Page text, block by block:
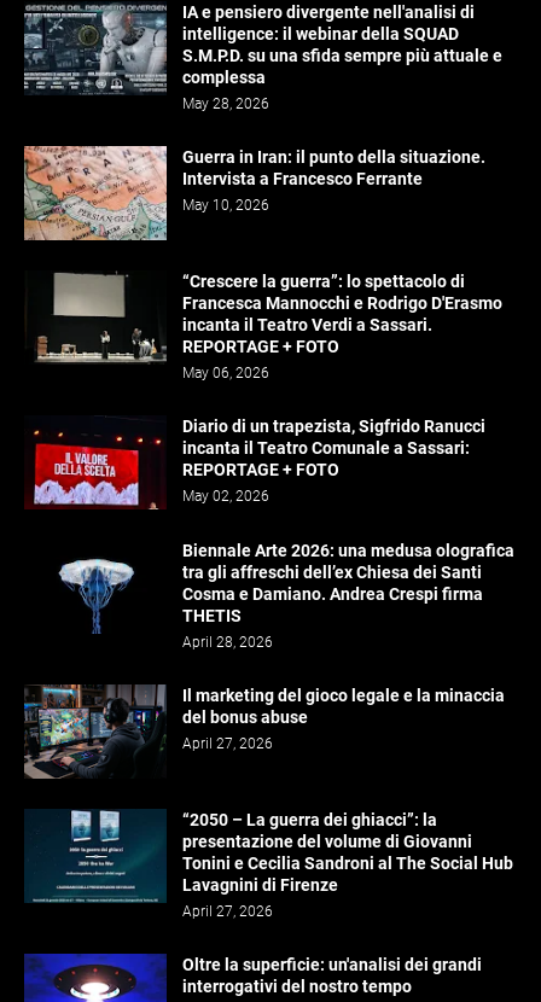
IA e pensiero divergente nell'analisi di
intelligence: il webinar della SQUAD
S.M.P.D. su una sfida sempre più attuale e
complessa
May 28, 2026
Guerra in Iran: il punto della situazione.
Intervista a Francesco Ferrante
May 10, 2026
“Crescere la guerra”: lo spettacolo di
Francesca Mannocchi e Rodrigo D'Erasmo
incanta il Teatro Verdi a Sassari.
REPORTAGE + FOTO
May 06, 2026
Diario di un trapezista, Sigfrido Ranucci
incanta il Teatro Comunale a Sassari:
REPORTAGE + FOTO
May 02, 2026
Biennale Arte 2026: una medusa olografica
tra gli affreschi dell’ex Chiesa dei Santi
Cosma e Damiano. Andrea Crespi firma
THETIS
April 28, 2026
Il marketing del gioco legale e la minaccia
del bonus abuse
April 27, 2026
“2050 – La guerra dei ghiacci”: la
presentazione del volume di Giovanni
Tonini e Cecilia Sandroni al The Social Hub
Lavagnini di Firenze
April 27, 2026
Oltre la superficie: un'analisi dei grandi
interrogativi del nostro tempo